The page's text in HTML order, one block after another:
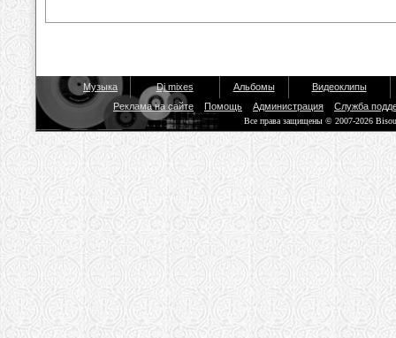
Музыка Dj mixes Альбомы
Видеоклипы
Реклама на сайте
Помощь Администрация Служба
Все права защищены © 2007-2026